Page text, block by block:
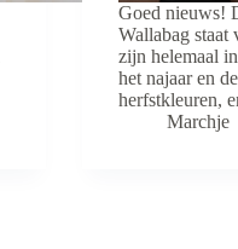
Goed nieuws!
Wallabag staat
zijn helemaal
het najaar en
herfstkleuren,
Marchje